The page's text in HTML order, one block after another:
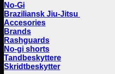
No-Gi
Braziliansk Jiu-Jitsu
Accesories
Brands
Rashguards
No-gi shorts
Tandbeskyttere
Skridtbeskytter